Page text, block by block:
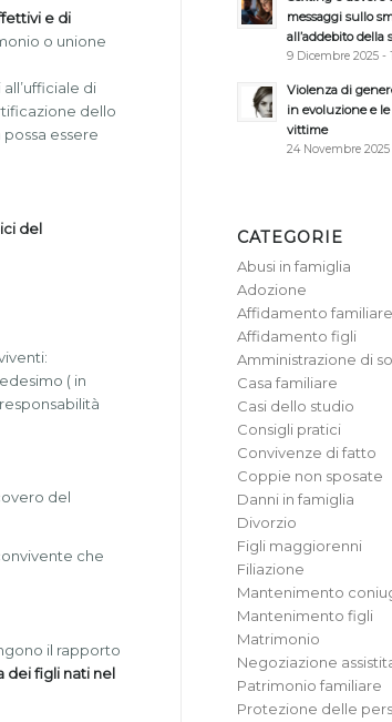
e di
o unione
all’ufficiale di
dello
essere
del
( in
del
che
il rapporto
dei figli nati nel
messaggi sullo
all’addebito della
9 Dicembre 2025 -
Violenza di
in evoluzione e
vittime
24 Novembre 2025
CATEGORIE
Abusi in famiglia
Adozione
Affidamento familiare
Affidamento figli
Amministrazione di
Casa familiare
Casi dello studio
Consigli pratici
Convivenze di fatto
Coppie non sposate
Danni in famiglia
Divorzio
Figli maggiorenni
Filiazione
Mantenimento
Mantenimento figli
Matrimonio
Negoziazione
Patrimonio familiare
Protezione delle